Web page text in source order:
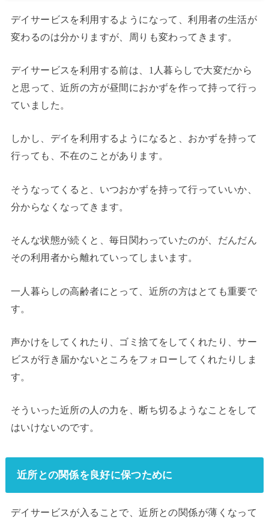
デイサービスを利用するようになって、利用者の生活が
変わるのは分かりますが、周りも変わってきます。
デイサービスを利用する前は、1人暮らしで大変だから
と思って、近所の方が昼間におかずを作って持って行っ
ていました。
しかし、デイを利用するようになると、おかずを持って
行っても、不在のことがあります。
そうなってくると、いつおかずを持って行っていいか、
分からなくなってきます。
そんな状態が続くと、毎日関わっていたのが、だんだん
その利用者から離れていってしまいます。
一人暮らしの高齢者にとって、近所の方はとても重要で
す。
声かけをしてくれたり、ゴミ捨てをしてくれたり、サー
ビスが行き届かないところをフォローしてくれたりしま
す。
そういった近所の人の力を、断ち切るようなことをして
はいけないのです。
近所との関係を良好に保つために
デイサービスが入ることで、近所との関係が薄くなって